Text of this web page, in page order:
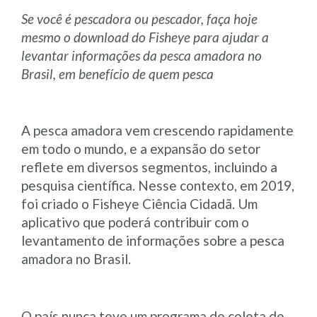
Se você é pescadora ou pescador, faça hoje
mesmo o download do Fisheye para ajudar a
levantar informações da pesca amadora no
Brasil, em benefício de quem pesca
A pesca amadora vem crescendo rapidamente
em todo o mundo, e a expansão do setor
reflete em diversos segmentos, incluindo a
pesquisa científica. Nesse contexto, em 2019,
foi criado o Fisheye Ciência Cidadã. Um
aplicativo que poderá contribuir com o
levantamento de informações sobre a pesca
amadora no Brasil.